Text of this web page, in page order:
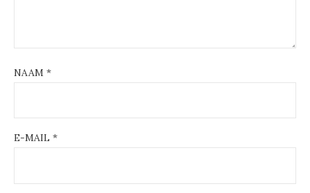
NAAM *
E-MAIL *